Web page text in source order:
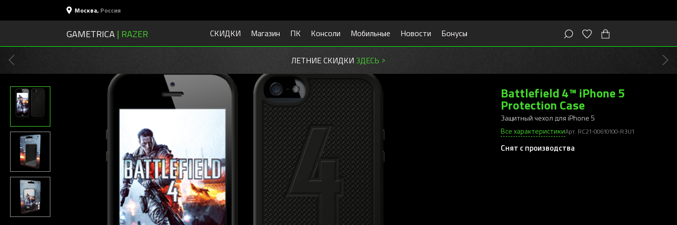
Москва, Россия
GAMETRICA | RAZER СКИДКИ Магазин ПК Консоли Мобильные Новости Бонусы
ЛЕТНИЕ СКИДКИ ЗДЕСЬ >
Battlefield 4™ iPhone 5
Protection Case
Защитный чехол для iPhone 5
Все характеристикиАрт. RC21-00610100-R3U1
Снят с производства